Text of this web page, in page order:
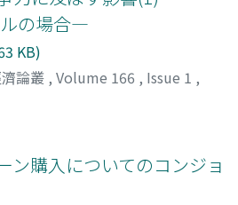
の場合―
KB)
論叢 , Volume 166 , Issue 1 ,
ン購入についてのコンジョ